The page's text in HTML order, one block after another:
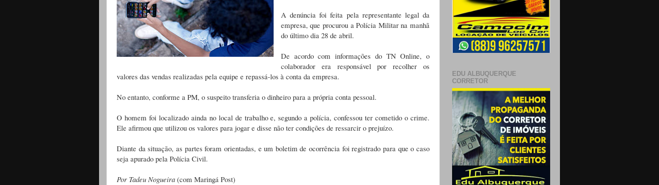
A denúncia foi feita pela representante legal da
empresa, que procurou a Polícia Militar na manhã
do último dia 28 de abril.
De acordo com informações do TN Online, o
colaborador era responsável por recolher os
valores das vendas realizadas pela equipe e repassá-los à conta da empresa.
No entanto, conforme a PM, o suspeito transferia o dinheiro para a própria conta pessoal.
O homem foi localizado ainda no local de trabalho e, segundo a polícia, confessou ter cometido o crime.
Ele afirmou que utilizou os valores para jogar e disse não ter condições de ressarcir o prejuízo.
Diante da situação, as partes foram orientadas, e um boletim de ocorrência foi registrado para que o caso
seja apurado pela Polícia Civil.
Por Tadeu Nogueira (com Maringá Post)
EDU ALBUQUERQUE
CORRETOR